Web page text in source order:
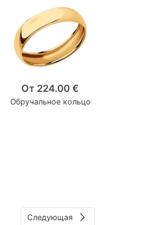
От 224.00 €
Обручальное кольцо
Следующая